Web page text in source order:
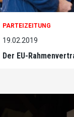
PARTEIZEITUNG
19.02.2019
Der EU-